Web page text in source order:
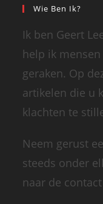
Wie Ben Ik?
Ik ben Geert
help ik
geraken. Op
artikelen die u
klachten te
Neem gerust
steeds onder
naar de